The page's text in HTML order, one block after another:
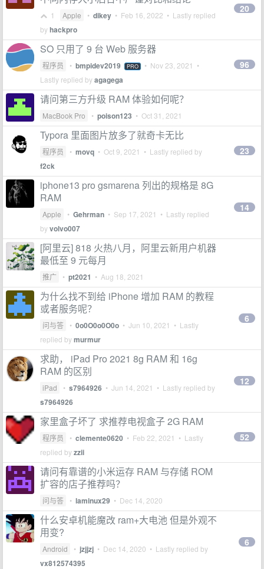
1 Apple • dikey • Feb 16, 2022 • Lastly replied
byhackpro
20
SO 只用了 9 台 Web 服务器
程序员 • bmpidev2019 PRO • Nov 23, 2021 •
Lastly replied byagagega
96
请问第三方升级 RAM 体验如何呢？
MacBook Pro • poison123 • Oct 31, 2021
Typora 里面图片放多了就奇卡无比
程序员 • movq • Oct 9, 2021 • Lastly replied by
f2ck
23
iphone13 pro gsmarena 列出的规格是 8G
RAM
Apple • Gehrman • Sep 17, 2021 • Lastly replied
byvolvo007
14
[阿里云] 818 火热八月，阿里云新用户机器
最低至 9 元每月
推广 • pt2021 • Aug 18, 2021
为什么找不到给 iPhone 增加 RAM 的教程
或者服务呢？
问与答 • 0o0O0o0O0o • Jun 10, 2021 • Lastly
replied bymurmur
6
求助， iPad Pro 2021 8g RAM 和 16g
RAM 的区别
iPad • s7964926 • Jun 14, 2021 • Lastly replied by
s7964926
12
家里盒子坏了 求推荐电视盒子 2G RAM
程序员 • clemente0620 • Feb 22, 2021 • Lastly
replied byzzii
52
请问有靠谱的小米运存 RAM 与存储 ROM
扩容的店子推荐吗？
问与答 • laminux29 • Dec 14, 2020
什么安卓机能魔改 ram+大电池 但是外观不
用变?
Android • jzjjzj • Dec 14, 2020 • Lastly replied by
vx812574395
6